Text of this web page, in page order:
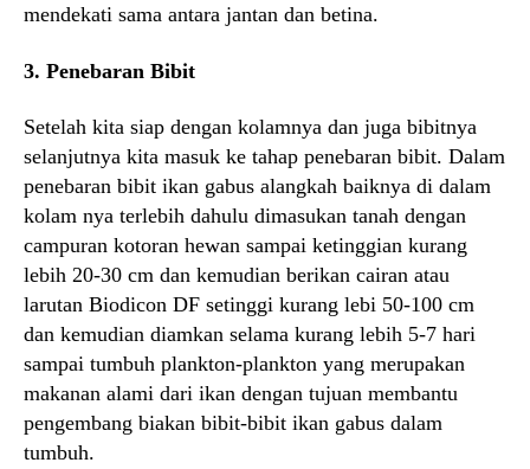
mendekati sama antara jantan dan betina.
3. Penebaran Bibit
Setelah kita siap dengan kolamnya dan juga bibitnya
selanjutnya kita masuk ke tahap penebaran bibit. Dalam
penebaran bibit ikan gabus alangkah baiknya di dalam
kolam nya terlebih dahulu dimasukan tanah dengan
campuran kotoran hewan sampai ketinggian kurang
lebih 20-30 cm dan kemudian berikan cairan atau
larutan Biodicon DF setinggi kurang lebi 50-100 cm
dan kemudian diamkan selama kurang lebih 5-7 hari
sampai tumbuh plankton-plankton yang merupakan
makanan alami dari ikan dengan tujuan membantu
pengembang biakan bibit-bibit ikan gabus dalam
tumbuh.